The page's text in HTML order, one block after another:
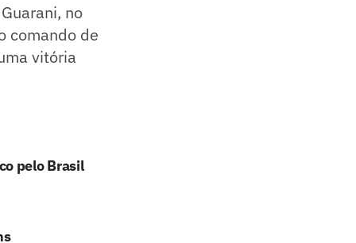
no
comando de
vitória
pelo Brasil